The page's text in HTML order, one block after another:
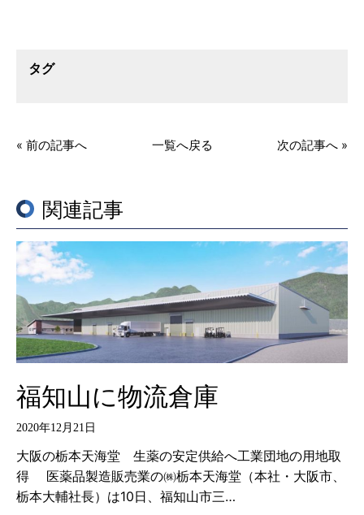
タグ
« 前の記事へ 一覧へ戻る 次の記事へ »
関連記事
福知山に物流倉庫
2020年12月21日
大阪の栃本天海堂 生薬の安定供給へ工業団地の用地取
得 医薬品製造販売業の㈱栃本天海堂（本社・大阪市、
栃本大輔社長）は10日、福知山市三…